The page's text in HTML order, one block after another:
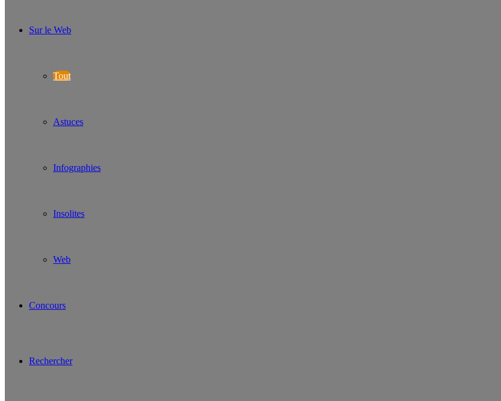
Sur le Web
Tout
Astuces
Infographies
Insolites
Web
Concours
Rechercher